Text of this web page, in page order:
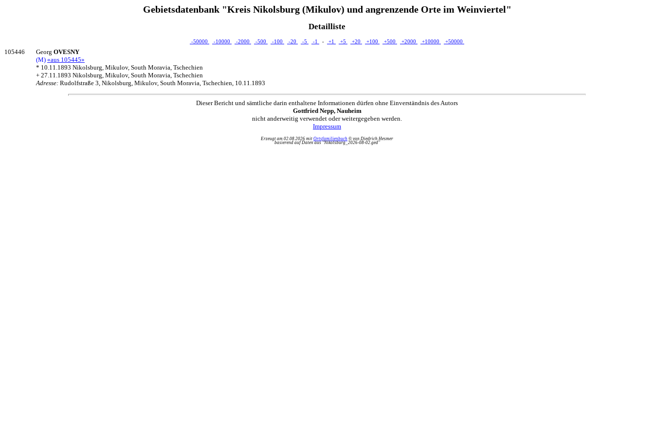
Gebietsdatenbank "Kreis Nikolsburg (Mikulov) und angrenzende Orte im Weinviertel"
Detailliste
-50000 -10000 -2000 -500 -100 -20 -5 -1 - +1 +5 +20 +100 +500 +2000 +10000 +50000
105446 Georg OVESNY
(M) «aus 105445»
* 10.11.1893 Nikolsburg, Mikulov, South Moravia, Tschechien
+ 27.11.1893 Nikolsburg, Mikulov, South Moravia, Tschechien
Adresse: Rudolfstraße 3, Nikolsburg, Mikulov, South Moravia, Tschechien, 10.11.1893
Dieser Bericht und sämtliche darin enthaltene Informationen dürfen ohne Einverständnis des Autors
Gottfried Nepp, Nauheim
nicht anderweitig verwendet oder weitergegeben werden.
Impressum
Erzeugt am 02.08.2026 mit Ortsfamilienbuch © von Diedrich Hesmer
basierend auf Daten aus "Nikolsburg_2026-08-02.ged"